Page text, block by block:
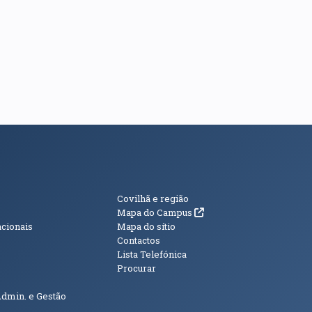
e Gestão
Informações
Covilhã e região
Mapa do Campus (abre em nova janela)
Mapa do sítio
Contactos
Lista Telefónica
Procurar